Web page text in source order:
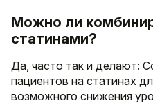
Можно ли
статинами?
Да, часто так и делают:
пациентов на статинах
возможного снижения